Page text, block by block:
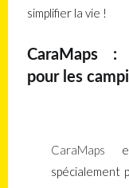
simplifier la vie !
CaraMaps :
pour les
CaraMaps
spécialement